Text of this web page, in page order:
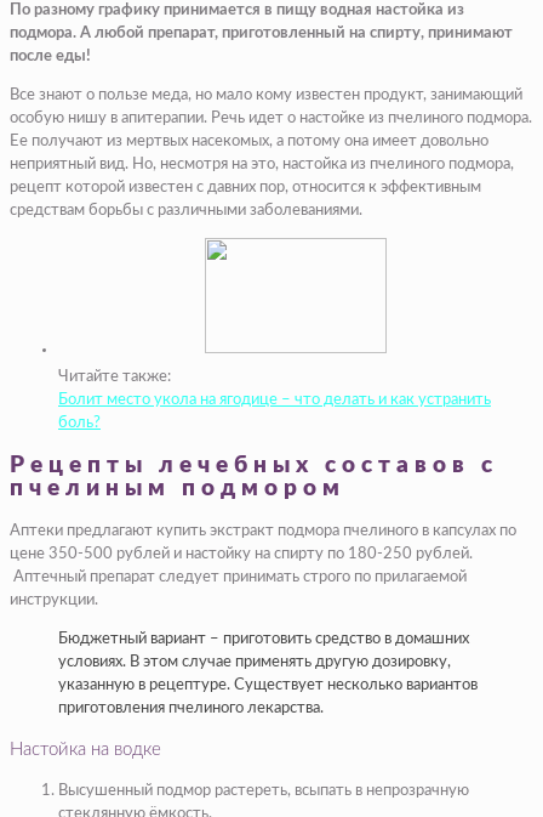
По разному графику принимается в пищу водная настойка из
подмора. А любой препарат, приготовленный на спирту, принимают
после еды!
Все знают о пользе меда, но мало кому известен продукт, занимающий
особую нишу в апитерапии. Речь идет о настойке из пчелиного подмора.
Ее получают из мертвых насекомых, а потому она имеет довольно
неприятный вид. Но, несмотря на это, настойка из пчелиного подмора,
рецепт которой известен с давних пор, относится к эффективным
средствам борьбы с различными заболеваниями.
Читайте также:
Болит место укола на ягодице – что делать и как устранить
боль?
Рецепты лечебных составов с
пчелиным подмором
Аптеки предлагают купить экстракт подмора пчелиного в капсулах по
цене 350-500 рублей и настойку на спирту по 180-250 рублей.
Аптечный препарат следует принимать строго по прилагаемой
инструкции.
Бюджетный вариант – приготовить средство в домашних
условиях. В этом случае применять другую дозировку,
указанную в рецептуре. Существует несколько вариантов
приготовления пчелиного лекарства.
Настойка на водке
Высушенный подмор растереть, всыпать в непрозрачную
стеклянную ёмкость.